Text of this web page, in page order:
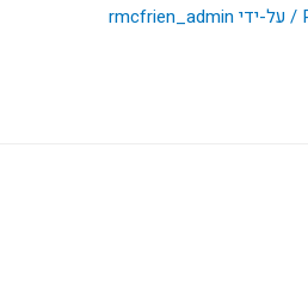
/ על-ידיrmcfrien_admin